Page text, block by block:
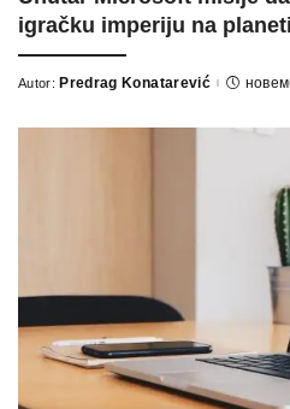
igračku imperiju na planeti
Posted
Autor: Predrag Konatarević